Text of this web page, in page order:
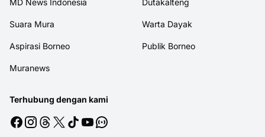
MD News Indonesia Dutakalteng
Suara Mura Warta Dayak
Aspirasi Borneo Publik Borneo
Muranews
Terhubung dengan kami